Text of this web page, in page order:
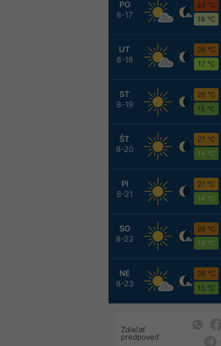
PO
8-17
33 °C
18 °C
UT
8-18
28 °C
17 °C
ST
8-19
26 °C
15 °C
ŠT
8-20
27 °C
14 °C
PI
8-21
27 °C
14 °C
SO
8-22
28 °C
14 °C
NE
8-23
28 °C
15 °C
Zdieľať
predpoveď